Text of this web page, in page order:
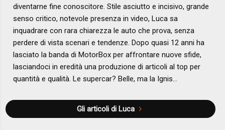
diventarne fine conoscitore. Stile asciutto e incisivo, grande
senso critico, notevole presenza in video, Luca sa
inquadrare con rara chiarezza le auto che prova, senza
perdere di vista scenari e tendenze. Dopo quasi 12 anni ha
lasciato la banda di MotorBox per affrontare nuove sfide,
lasciandoci in eredità una produzione di articoli al top per
quantità e qualità. Le supercar? Belle, ma la Ignis...
Gli articoli di Luca